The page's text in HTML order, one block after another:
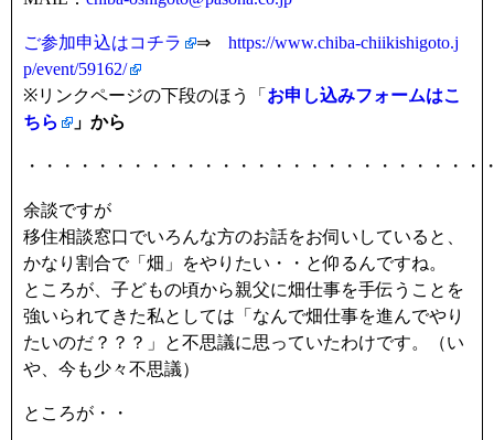
ご参加申込はコチラ ⇒ https://www.chiba-chiikishigoto.j
p/event/59162/
※リンクページの下段のほう「 お申し込みフォームはこ
ちら
」から
・・・・・・・・・・・・・・・・・・・・・・・・・・
余談ですが
移住相談窓口でいろんな方のお話をお伺いしていると、
かなり割合で「畑」をやりたい・・と仰るんですね。
ところが、子どもの頃から親父に畑仕事を手伝うことを
強いられてきた私としては「なんで畑仕事を進んでやり
たいのだ？？？」と不思議に思っていたわけです。（い
や、今も少々不思議）
ところが・・